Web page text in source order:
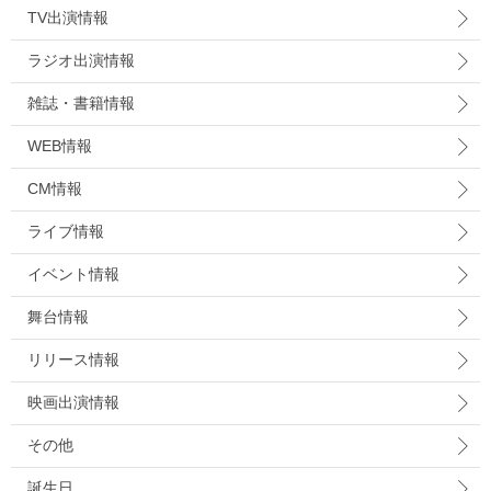
TV出演情報
ラジオ出演情報
雑誌・書籍情報
WEB情報
CM情報
ライブ情報
イベント情報
舞台情報
リリース情報
映画出演情報
その他